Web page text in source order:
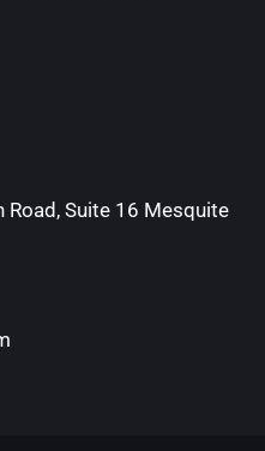
Suite 16 Mesquite